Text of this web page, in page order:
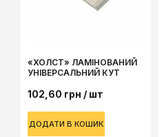
«ХОЛСТ» ЛАМІНОВАНИЙ
УНІВЕРСАЛЬНИЙ КУТ
102,60 грн / шт
ДОДАТИ В КОШИК